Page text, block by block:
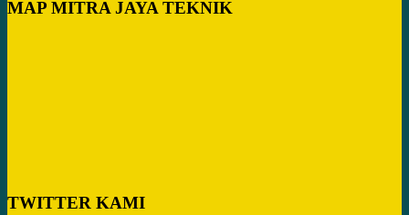
MAP MITRA JAYA TEKNIK
TWITTER KAMI